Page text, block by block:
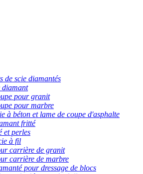
de scie diamantés
diamant
pour granit
pour marbre
à béton et lame de coupe d'asphalte
fritté
et perles
à fil
carrière de granit
carrière de marbre
pour dressage de blocs